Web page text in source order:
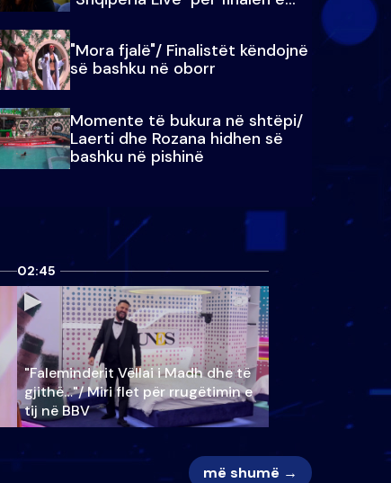
madhe
"Mora fjalë"/ Finalistët këndojnë
së bashku në oborr
Momente të bukura në shtëpi/
Laerti dhe Rozana hidhen së
bashku në pishinë
02:45
"Faleminderit Vëllai i Madh dhe të
gjithë…"/ Miri flet për rrugëtimin e
tij në BBV
më shumë →